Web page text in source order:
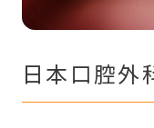
日本口腔外